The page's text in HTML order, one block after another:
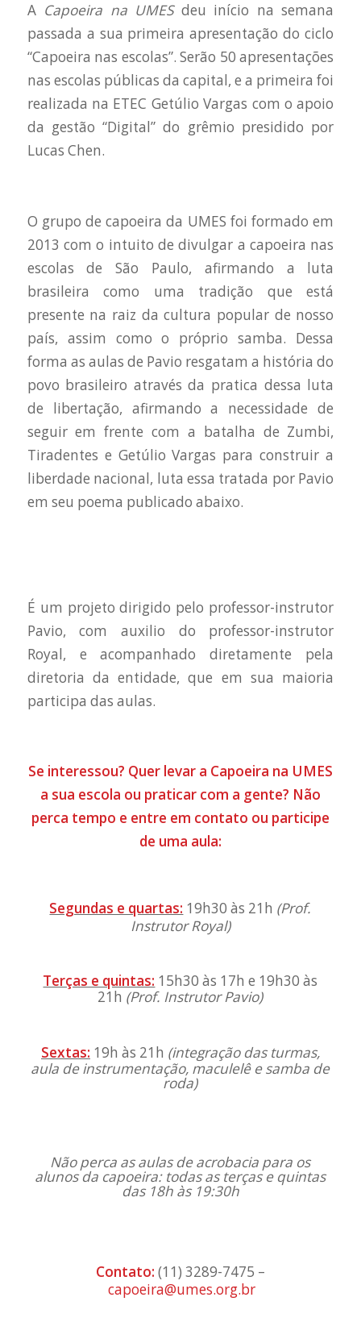
A Capoeira na UMESdeu início na semana
passada a sua primeira apresentação do ciclo
“Capoeira nas escolas”. Serão 50 apresentações
nas escolas públicas da capital, e a primeira foi
realizada na ETEC Getúlio Vargas com o apoio
da gestão “Digital” do grêmio presidido por
Lucas Chen.
O grupo de capoeira da UMES foi formado em
2013 com o intuito de divulgar a capoeira nas
escolas de São Paulo, afirmando a luta
brasileira como uma tradição que está
presente na raiz da cultura popular de nosso
país, assim como o próprio samba. Dessa
forma as aulas de Pavio resgatam a história do
povo brasileiro através da pratica dessa luta
de libertação, afirmando a necessidade de
seguir em frente com a batalha de Zumbi,
Tiradentes e Getúlio Vargas para construir a
liberdade nacional, luta essa tratada por Pavio
em seu poema publicado abaixo.
É um projeto dirigido pelo professor-instrutor
Pavio, com auxilio do professor-instrutor
Royal, e acompanhado diretamente pela
diretoria da entidade, que em sua maioria
participa das aulas.
Se interessou? Quer levar a Capoeira na UMES
a sua escola ou praticar com a gente? Não
perca tempo e entre em contato ou participe
de uma aula:
Segundas e quartas: 19h30 às 21h (Prof.
Instrutor Royal)
Terças e quintas: 15h30 às 17h e 19h30 às
21h (Prof. Instrutor Pavio)
Sextas: 19h às 21h (integração das turmas,
aula de instrumentação, maculelê e samba de
roda)
Não perca as aulas de acrobacia para os
alunos da capoeira: todas as terças e quintas
das 18h às 19:30h
Contato: (11) 3289-7475 –
capoeira@umes.org.br